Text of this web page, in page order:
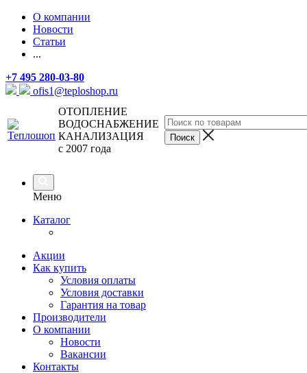
О компании
Новости
Статьи
...
+7 495 280-03-80
ofis1@teploshop.ru
ОТОПЛЕНИЕ
ВОДОСНАБЖЕНИЕ
КАНАЛИЗАЦИЯ
с 2007 года
Меню
Каталог
Акции
Как купить
Условия оплаты
Условия доставки
Гарантия на товар
Производители
О компании
Новости
Вакансии
Контакты